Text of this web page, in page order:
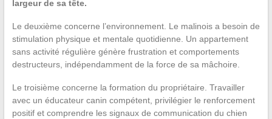
largeur de sa tête.
Le deuxième concerne l’environnement. Le malinois a besoin de
stimulation physique et mentale quotidienne. Un appartement
sans activité régulière génère frustration et comportements
destructeurs, indépendamment de la force de sa mâchoire.
Le troisième concerne la formation du propriétaire. Travailler
avec un éducateur canin compétent, privilégier le renforcement
positif et comprendre les signaux de communication du chien